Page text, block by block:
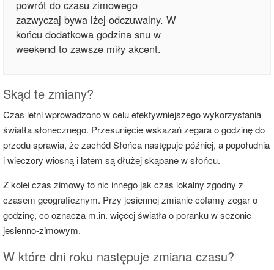
powrót do czasu zimowego
zazwyczaj bywa lżej odczuwalny. W
końcu dodatkowa godzina snu w
weekend to zawsze miły akcent.
Skąd te zmiany?
Czas letni wprowadzono w celu efektywniejszego wykorzystania
światła słonecznego. Przesunięcie wskazań zegara o godzinę do
przodu sprawia, że zachód Słońca następuje później, a popołudnia
i wieczory wiosną i latem są dłużej skąpane w słońcu.
Z kolei czas zimowy to nic innego jak czas lokalny zgodny z
czasem geograficznym. Przy jesiennej zmianie cofamy zegar o
godzinę, co oznacza m.in. więcej światła o poranku w sezonie
jesienno-zimowym.
W które dni roku następuje zmiana czasu?